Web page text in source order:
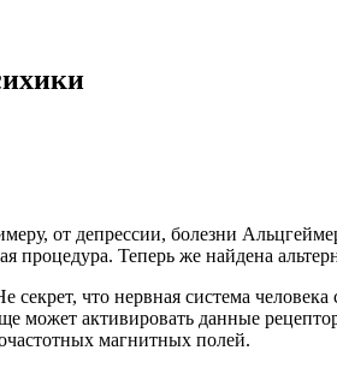
от депрессии, болезни
процедура. Теперь же найдена
что нервная система
может активировать данные
магнитных полей.